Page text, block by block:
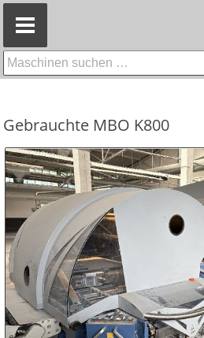
Gebrauchte MBO K800